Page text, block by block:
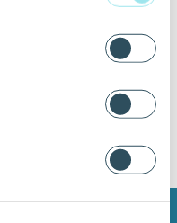
a arquitetura se
sustentabilidade.